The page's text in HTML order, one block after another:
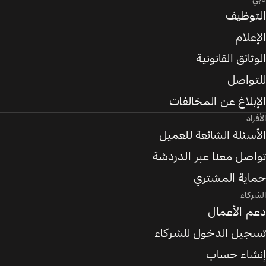
التوظيف
الإعلام
الوثائق القانونية
للتواصل
الإبلاغ عن المخالفات
الأفراد
الأسئلة الشائعة للعميل
تواصل معنا عبر الدردشة
حماية المشتري
الشركاء
دعم الأعمال
تسجيل الدخول للشركاء
إنشاء حساب